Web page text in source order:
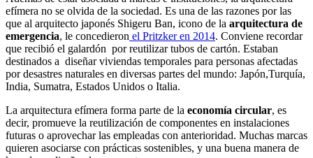
efímera no se olvida de la sociedad. Es una de las razones por las
que al arquitecto japonés Shigeru Ban, icono de la arquitectura de
emergencia, le concedieron el Pritzker en 2014. Conviene recordar
que recibió el galardón por reutilizar tubos de cartón. Estaban
destinados a diseñar viviendas temporales para personas afectadas
por desastres naturales en diversas partes del mundo: Japón,Turquía,
India, Sumatra, Estados Unidos o Italia.
La arquitectura efímera forma parte de la economía circular, es
decir, promueve la reutilización de componentes en instalaciones
futuras o aprovechar las empleadas con anterioridad. Muchas marcas
quieren asociarse con prácticas sostenibles, y una buena manera de